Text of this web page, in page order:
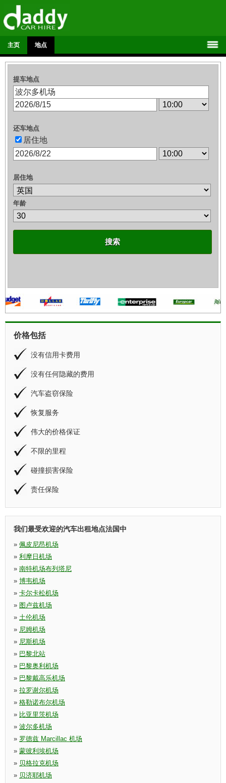
主页 地点
提车地点
还车地点
居住地
居住地
年龄
搜索
价格包括
没有信用卡费用
没有任何隐藏的费用
汽车盗窃保险
恢复服务
伟大的价格保证
不限的里程
碰撞损害保险
责任保险
我们最受欢迎的汽车出租地点法国中
» 佩皮尼昂机场
» 利摩日机场
» 南特机场布列塔尼
» 博韦机场
» 卡尔卡松机场
» 图卢兹机场
» 土伦机场
» 尼姆机场
» 尼斯机场
» 巴黎北站
» 巴黎奥利机场
» 巴黎戴高乐机场
» 拉罗谢尔机场
» 格勒诺布尔机场
» 比亚里茨机场
» 波尔多机场
» 罗德兹 Marcillac 机场
» 蒙彼利埃机场
» 贝格拉克机场
» 贝济耶机场